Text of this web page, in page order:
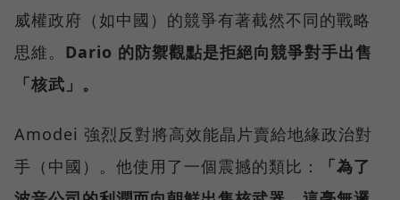
威權政府（如中國）的競爭有著截然不同的戰略
思維。 Dario 的防禦觀點是拒絕向競爭對手出售
「核武」。
Amodei 強烈反對將高效能晶片賣給地緣政治對
手（中國）。他使用了一個震撼的類比：
「為了